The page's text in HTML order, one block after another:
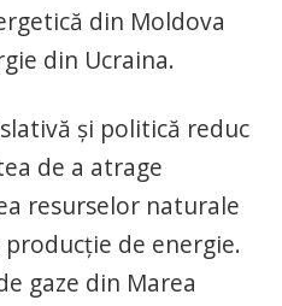
din Moldova
din Ucraina.
și politică reduc
de a atrage
resurselor naturale
de energie.
gaze din Marea